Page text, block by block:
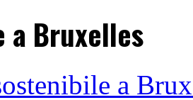
a Bruxelles
a